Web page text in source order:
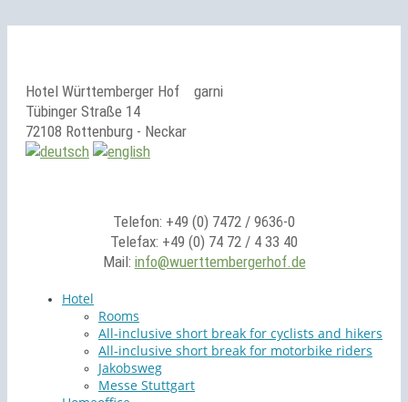
Hotel Württemberger Hof
garni
Tübinger Straße 14
72108 Rottenburg - Neckar
Telefon: +49 (0) 7472 / 9636-0
Telefax: +49 (0) 74 72 / 4 33 40
Mail: info@wuerttembergerhof.de
Hotel
Rooms
All-inclusive short break for cyclists and hikers
All-inclusive short break for motorbike riders
Jakobsweg
Messe Stuttgart